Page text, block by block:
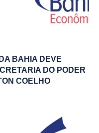
BAHIA DEVE
DO PODER
COELHO